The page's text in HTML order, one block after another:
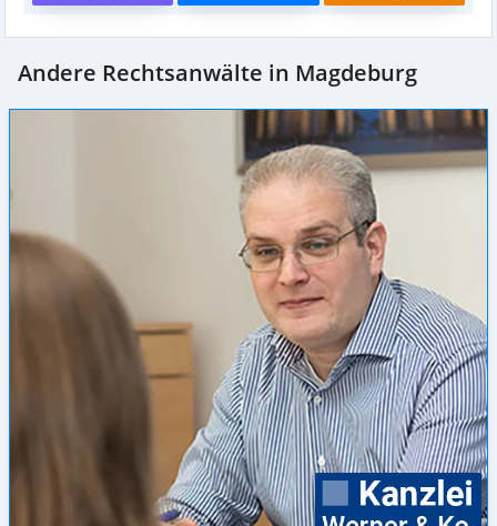
Andere Rechtsanwälte in Magdeburg